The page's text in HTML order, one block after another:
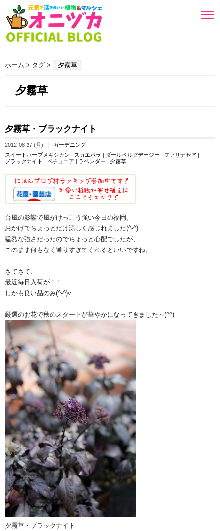
ホーム > タグ > 夕霧草
夕霧草
夕霧草・ブラックナイト
2012-08-27 (月)
ガーデニング
スイートハーブメキシカン | スカエボラ | ダールベルグデージー | ファリナセア |
ブラックナイト | ペチュニア | ラベンダー | 夕霧草
台風の影響で風がけっこう強い今日の福岡。
おかげでちょっとだけ涼しく感じれました(^-^)
猛烈な強さだったのでちょっと心配でしたが、
このまま何もなく通りすぎてくれるといいですね。
さてさて、
最近毎日入荷が！！
しかも良い品のみ(^-^)v
厳選のお花で秋のスタートが華やかになってきました～(^^)
夕霧草・ブラックナイト